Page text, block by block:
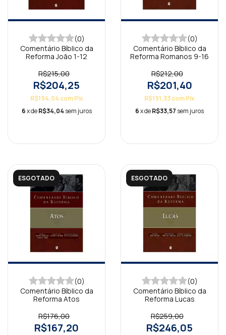
(0)
Comentário Bíblico da
Reforma João 1-12
R$215,00
R$204,25
R$194,04 com Pix
6x deR$34,04 sem juros
(0)
Comentário Bíblico da
Reforma Romanos 9-16
R$212,00
R$201,40
R$191,33comPix
6x deR$33,57 sem juros
ESGOTADO
(0)
Comentário Bíblico da
Reforma Atos
R$176,00
R$167,20
ESGOTADO
(0)
Comentário Bíblico da
Reforma Lucas
R$259,00
R$246,05